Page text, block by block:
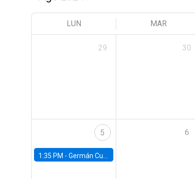
LUN MAR
29 30
5
1:35 PM - Germán Cubas, University of Houston
6